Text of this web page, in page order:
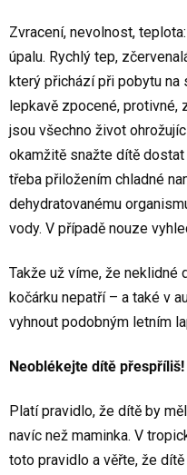
Zvracení, nevolnost,
úpalu. Rychlý tep,
který přichází při pobytu na
lepkavě zpocené, protivné,
jsou všechno život
okamžitě snažte dítě
třeba přiložením chladné
dehydratovanému
vody. V případě nouze
Takže už víme, že neklidné
kočárku nepatří – a také v
vyhnout podobným letním
Neoblékejte dítě přespříliš!
Platí pravidlo, že dítě by
navíc než maminka. V
toto pravidlo a věřte, že